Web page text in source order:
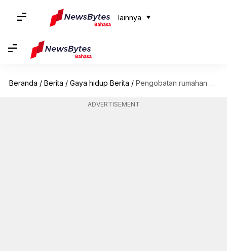
lainnya
Beranda / Berita / Gaya hidup Berita / Pengobatan rumahan untuk bopeng yang harus Anda coba
ADVERTISEMENT